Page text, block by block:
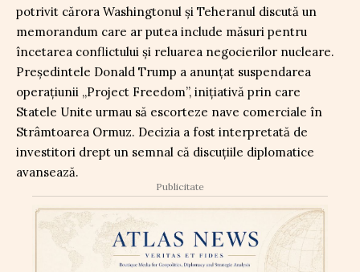
potrivit cărora Washingtonul și Teheranul discută un
memorandum care ar putea include măsuri pentru
încetarea conflictului și reluarea negocierilor nucleare.
Președintele Donald Trump a anunțat suspendarea
operațiunii „Project Freedom”, inițiativă prin care
Statele Unite urmau să escorteze nave comerciale în
Strâmtoarea Ormuz. Decizia a fost interpretată de
investitori drept un semnal că discuțiile diplomatice
avansează.
Publicitate